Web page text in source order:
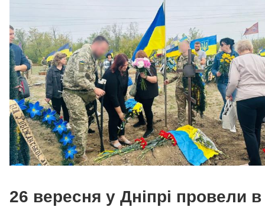
26 вересня у Дніпрі провели в